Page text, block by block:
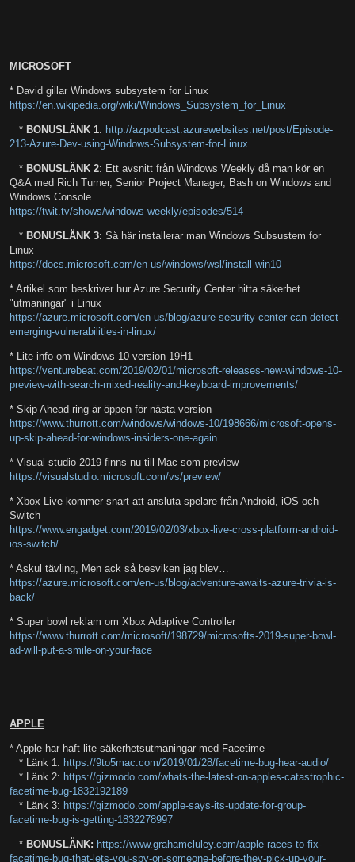
MICROSOFT
* David gillar Windows subsystem for Linux
https://en.wikipedia.org/wiki/Windows_Subsystem_for_Linux
* BONUSLÄNK 1: http://azpodcast.azurewebsites.net/post/Episode-
213-Azure-Dev-using-Windows-Subsystem-for-Linux
* BONUSLÄNK 2: Ett avsnitt från Windows Weekly då man kör en
Q&A med Rich Turner, Senior Project Manager, Bash on Windows and
Windows Console
https://twit.tv/shows/windows-weekly/episodes/514
* BONUSLÄNK 3: Så här installerar man Windows Subsustem for
Linux
https://docs.microsoft.com/en-us/windows/wsl/install-win10
* Artikel som beskriver hur Azure Security Center hitta säkerhet
"utmaningar" i Linux
https://azure.microsoft.com/en-us/blog/azure-security-center-can-detect-
emerging-vulnerabilities-in-linux/
* Lite info om Windows 10 version 19H1
https://venturebeat.com/2019/02/01/microsoft-releases-new-windows-10-
preview-with-search-mixed-reality-and-keyboard-improvements/
* Skip Ahead ring är öppen för nästa version
https://www.thurrott.com/windows/windows-10/198666/microsoft-opens-
up-skip-ahead-for-windows-insiders-one-again
* Visual studio 2019 finns nu till Mac som preview
https://visualstudio.microsoft.com/vs/preview/
* Xbox Live kommer snart att ansluta spelare från Android, iOS och
Switch
https://www.engadget.com/2019/02/03/xbox-live-cross-platform-android-
ios-switch/
* Askul tävling, Men ack så besviken jag blev…
https://azure.microsoft.com/en-us/blog/adventure-awaits-azure-trivia-is-
back/
* Super bowl reklam om Xbox Adaptive Controller
https://www.thurrott.com/microsoft/198729/microsofts-2019-super-bowl-
ad-will-put-a-smile-on-your-face
APPLE
* Apple har haft lite säkerhetsutmaningar med Facetime
* Länk 1: https://9to5mac.com/2019/01/28/facetime-bug-hear-audio/
* Länk 2: https://gizmodo.com/whats-the-latest-on-apples-catastrophic-
facetime-bug-1832192189
* Länk 3: https://gizmodo.com/apple-says-its-update-for-group-
facetime-bug-is-getting-1832278997
* BONUSLÄNK: https://www.grahamcluley.com/apple-races-to-fix-
facetime-bug-that-lets-you-spy-on-someone-before-they-pick-up-your-